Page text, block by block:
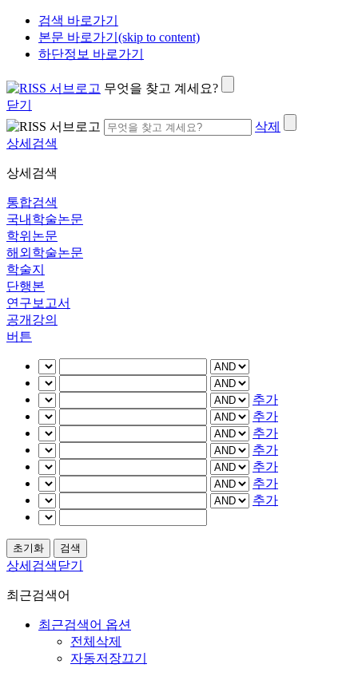
검색 바로가기
본문 바로가기(skip to content)
하단정보 바로가기
무엇을 찾고 계세요?
닫기
삭제
상세검색
상세검색
통합검색
국내학술논문
학위논문
해외학술논문
학술지
단행본
연구보고서
공개강의
버튼
추가
추가
추가
추가
추가
추가
추가
상세검색닫기
최근검색어
최근검색어 옵션
전체삭제
자동저장끄기